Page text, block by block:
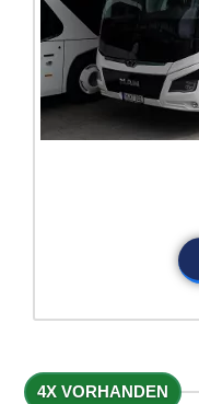
4X VORHANDEN